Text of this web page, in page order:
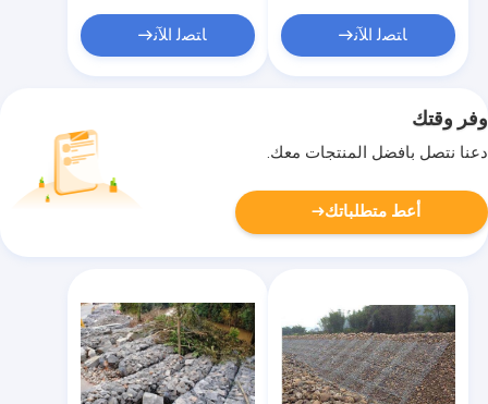
ﺎﺘﺼﻟ ﺍﻶﻧ ﺎﺘﺼﻟ ﺍﻶﻧ
وفر وقتك
دعنا نتصل بأفضل المنتجات معك.
أعط متطلباتك